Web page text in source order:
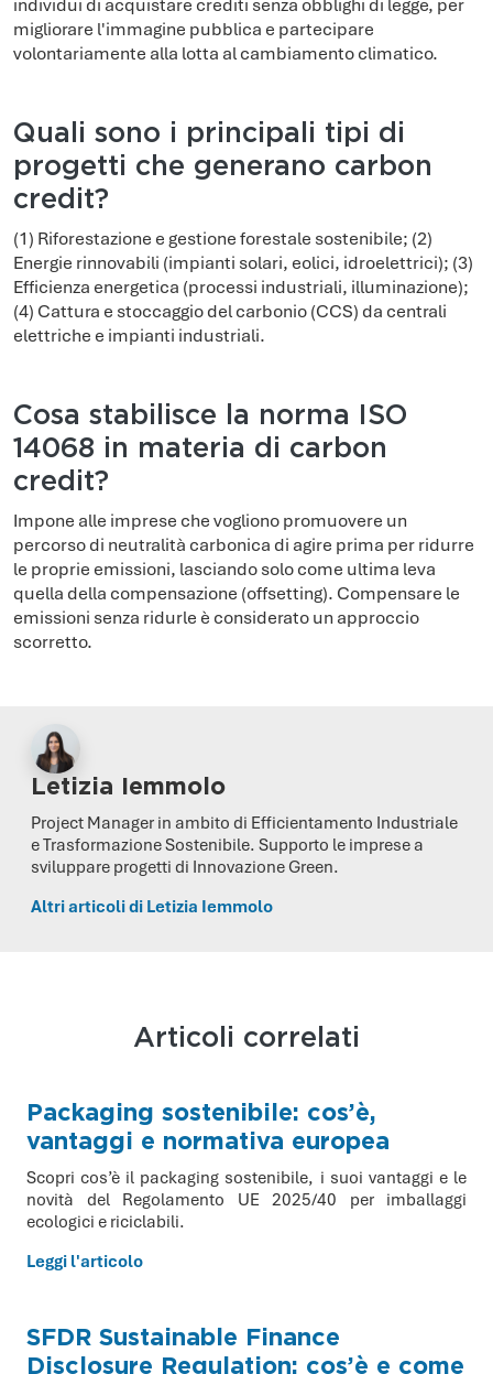
migliorare l'immagine pubblica e partecipare
volontariamente alla lotta al cambiamento climatico.
Quali sono i principali tipi di
progetti che generano carbon
credit?
(1) Riforestazione e gestione forestale sostenibile; (2)
Energie rinnovabili (impianti solari, eolici, idroelettrici); (3)
Efficienza energetica (processi industriali, illuminazione);
(4) Cattura e stoccaggio del carbonio (CCS) da centrali
elettriche e impianti industriali.
Cosa stabilisce la norma ISO
14068 in materia di carbon
credit?
Impone alle imprese che vogliono promuovere un
percorso di neutralità carbonica di agire prima per ridurre
le proprie emissioni, lasciando solo come ultima leva
quella della compensazione (offsetting). Compensare le
emissioni senza ridurle è considerato un approccio
scorretto.
Letizia Iemmolo
Project Manager in ambito di Efficientamento Industriale
e Trasformazione Sostenibile. Supporto le imprese a
sviluppare progetti di Innovazione Green.
Altri articoli di Letizia Iemmolo
Articoli correlati
Packaging sostenibile: cos’è,
vantaggi e normativa europea
Scopri cos’è il packaging sostenibile, i suoi vantaggi e le
novità del Regolamento UE 2025/40 per imballaggi
ecologici e riciclabili.
Leggi l'articolo
SFDR Sustainable Finance
Disclosure Regulation: cos’è e come